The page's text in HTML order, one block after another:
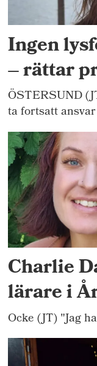
Ingen
– rättar
ÖSTERSUND
ta fortsatt
Charlie
lärare i
Ocke (JT) "Jag